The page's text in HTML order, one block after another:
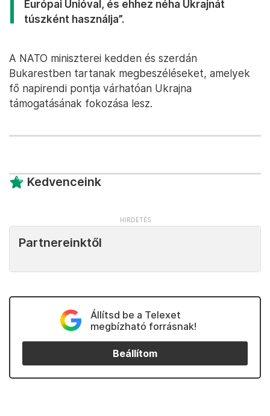
Európai Unióval, és ehhez néha Ukrajnát
túszként használja”.
A NATO miniszterei kedden és szerdán
Bukarestben tartanak megbeszéléseket, amelyek
fő napirendi pontja várhatóan Ukrajna
támogatásának fokozása lesz.
Kedvenceink
Partnereinktől
Állítsd be a Telexet
megbízható forrásnak!
Beállítom